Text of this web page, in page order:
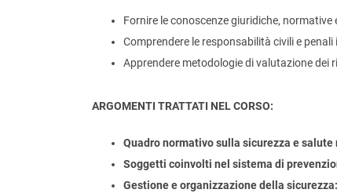
Fornire le conoscenze giuridiche,
Comprendere le responsabilità civili e
Apprendere metodologie di valutazione dei
ARGOMENTI TRATTATI NEL CORSO:
Quadro normativo sulla sicurezza e
Soggetti coinvolti nel sistema di
Gestione e organizzazione della sicurezza: